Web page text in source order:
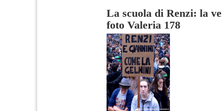
La scuola di Renzi: la
foto Valeria 178